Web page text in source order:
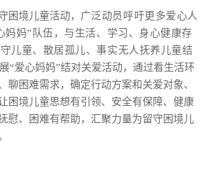
困境儿童活动， 广泛动员呼吁更多爱心人
妈妈”队伍，与生活、学习、身心健康存
儿童、散居孤儿、事实无人抚养儿童结
“爱心妈妈”结对关爱活动，通过看生活环
聊困难需求，确定行动方案和关爱对象、
困境儿童思想有引领、安全有保障、健康
慰、困难有帮助，汇聚力量为留守困境儿